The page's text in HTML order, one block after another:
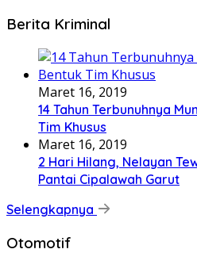
Berita Kriminal
Maret 16, 2019
14 Tahun Terbunuhnya
Tim Khusus
Maret 16, 2019
2 Hari Hilang, Nelayan
Pantai Cipalawah Garut
Selengkapnya
Otomotif